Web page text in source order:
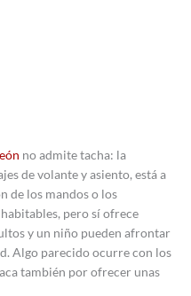
no admite tacha: la
de volante y asiento, está a
de los mandos o los
pero sí ofrece
y un niño pueden afrontar
Algo parecido ocurre con los
también por ofrecer unas